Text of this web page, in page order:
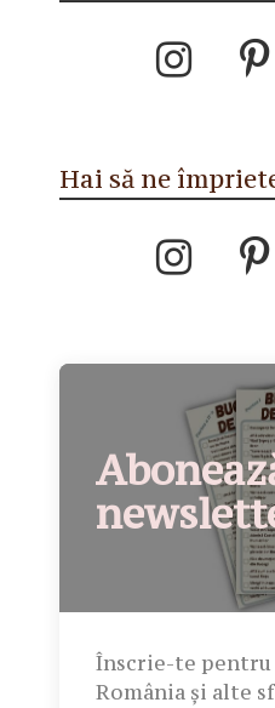
Hai să ne
Înscrie-te
România și alte